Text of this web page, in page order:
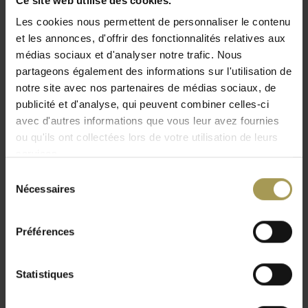
Les cookies nous permettent de personnaliser le contenu
et les annonces, d'offrir des fonctionnalités relatives aux
médias sociaux et d'analyser notre trafic. Nous
partageons également des informations sur l'utilisation de
notre site avec nos partenaires de médias sociaux, de
publicité et d'analyse, qui peuvent combiner celles-ci
avec d'autres informations que vous leur avez fournies
ou qu'ils ont collectées lors de votre utilisation de leurs
Nécessaires
Préférences
Statistiques
IVM – Mobilier de bureau design
italien haut de gamme
Le savoir-faire italien au service des
espaces de travail modernes
IVM est reconnu depuis plus de 60 ans pour son mobilier de
Depuis la région de Brianza, au cœur de l’industrie italienne
destinées aux environnements de travail contemporains. La
réunion et espaces collaboratifs modernes.